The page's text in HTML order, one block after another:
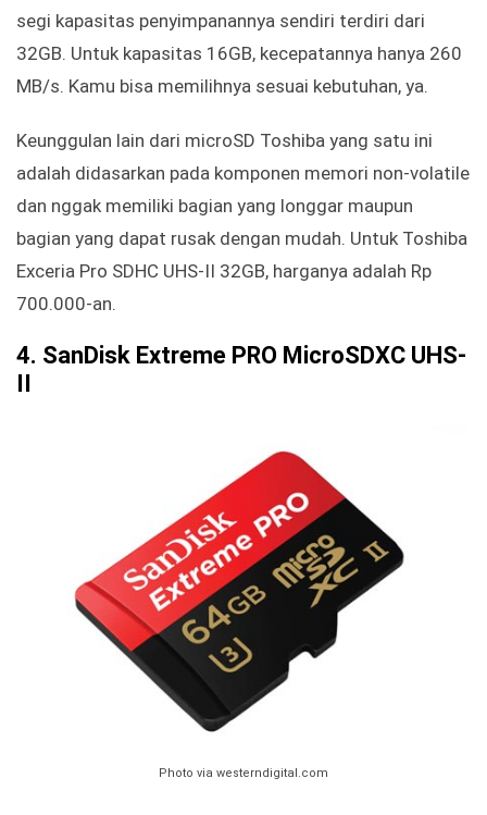
segi kapasitas penyimpanannya sendiri terdiri dari
32GB. Untuk kapasitas 16GB, kecepatannya hanya 260
MB/s. Kamu bisa memilihnya sesuai kebutuhan, ya.
Keunggulan lain dari microSD Toshiba yang satu ini
adalah didasarkan pada komponen memori non-volatile
dan nggak memiliki bagian yang longgar maupun
bagian yang dapat rusak dengan mudah. Untuk Toshiba
Exceria Pro SDHC UHS-II 32GB, harganya adalah Rp
700.000-an.
4. SanDisk Extreme PRO MicroSDXC UHS-
II
Photo via westerndigital.com